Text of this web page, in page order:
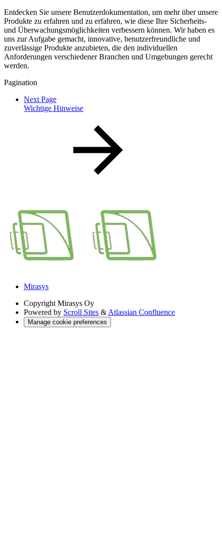
Entdecken Sie unsere Benutzerdokumentation, um mehr über unsere
Produkte zu erfahren und zu erfahren, wie diese Ihre Sicherheits-
und Überwachungsmöglichkeiten verbessern können. Wir haben es
uns zur Aufgabe gemacht, innovative, benutzerfreundliche und
zuverlässige Produkte anzubieten, die den individuellen
Anforderungen verschiedener Branchen und Umgebungen gerecht
werden.
Pagination
Next Page
Wichtige Hinweise
Mirasys
Copyright Mirasys Oy
Powered by Scroll Sites & Atlassian Confluence
Manage cookie preferences